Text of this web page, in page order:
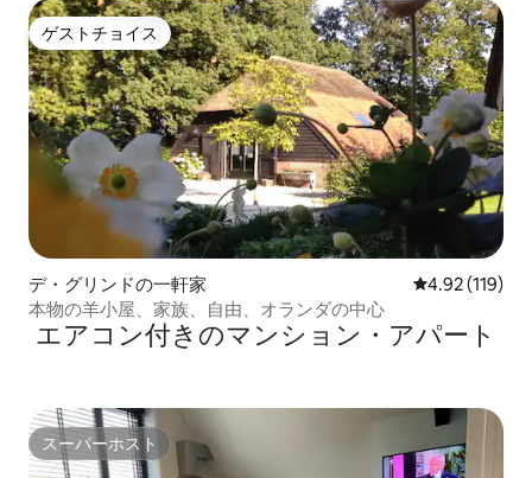
ゲストチョイス
ゲストチョイス
デ・グリンドの一軒家 レビュー119
4.92 (119)
本物の羊小屋、家族、自由、オランダの中心
エアコン付きのマンション・アパート
スーパーホスト
スーパーホスト